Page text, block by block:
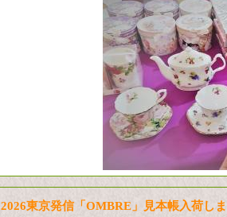
2026東京発信「OMBRE」見本帳入荷し